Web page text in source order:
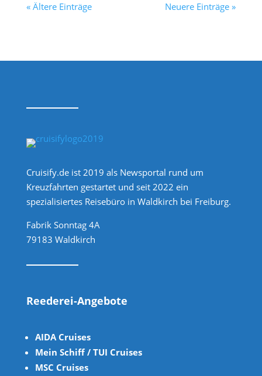
« Ältere Einträge Neuere Einträge »
Cruisify.de ist 2019 als Newsportal rund um
Kreuzfahrten gestartet und seit 2022 ein
spezialisiertes Reisebüro in Waldkirch bei Freiburg.
Fabrik Sonntag 4A
79183 Waldkirch
Reederei-Angebote
AIDA Cruises
Mein Schiff / TUI Cruises
MSC Cruises